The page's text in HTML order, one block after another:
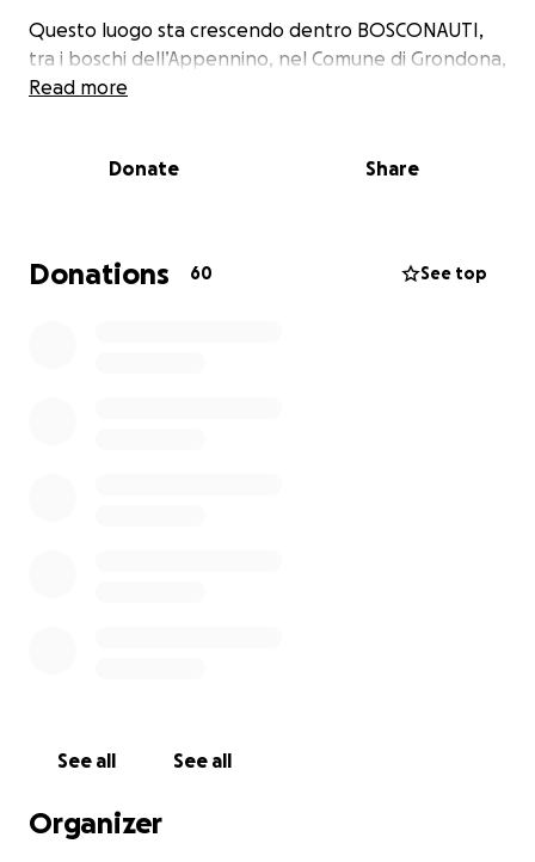
Questo luogo sta crescendo dentro BOSCONAUTI,
tra i boschi dell’Appennino, nel Comune di Grondona,
tra Valle Spinti e Val Borbera, lungo il Cammino dei
Qui il sogno è diventato pratica quotidiana.
maggioranza sta crescendo forte. Non è fortuna: è
presenza, studio, errori, tentativi, fatica condivisa. È
armonia possibile. Un luogo che cambia con le
Read more
Donate Share
Donations 60 See top
See all See all
Organizer